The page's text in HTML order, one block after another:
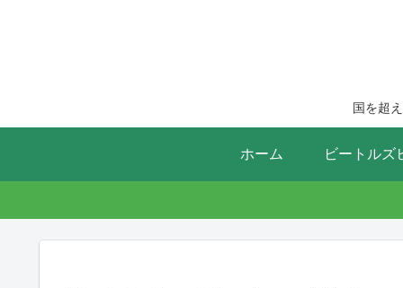
国を超
ホーム ビートルズ